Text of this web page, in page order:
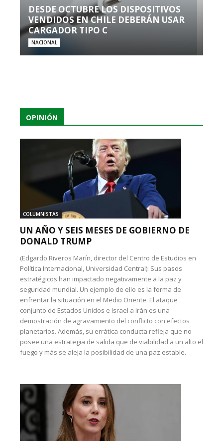
DESDE OCTUBRE LOS DISPOSITIVOS
VENDIDOS EN CHILE DEBERÁN USAR
CARGADOR TIPO C
NACIONAL
OPINIÓN
COLUMNISTAS
UN AÑO Y SEIS MESES DE GOBIERNO DE
DONALD TRUMP
(Edgardo Riveros Marín, director del Centro de Estudios en
Política Internacional, Universidad Central): Sus pasos
estratégicos han impactado negativamente a la paz y
seguridad mundial. Un ejemplo de ello es la forma de
enfrentar la situación en el Medio Oriente. El ataque
conjunto de Estados Unidos e Israel a Irán es una
demostración de agravamiento del conflicto con efectos
planetarios. Además, su errática conducta refleja que no
posee una estrategia de salida que de viabilidad a un alto el
fuego y más se aleja la posibilidad de una paz estable.